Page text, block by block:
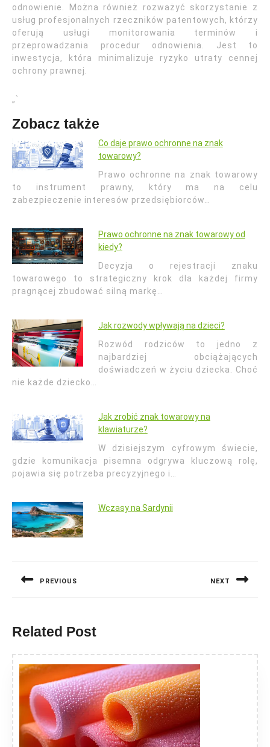
odnowienie. Można również rozważyć skorzystanie z
usług profesjonalnych rzeczników patentowych, którzy
oferują usługi monitorowania terminów i
przeprowadzania procedur odnowienia. Jest to
inwestycja, która minimalizuje ryzyko utraty cennej
ochrony prawnej.
„`
Zobacz także
Co daje prawo ochronne na znak
towarowy?
Prawo ochronne na znak towarowy
to instrument prawny, który ma na celu
zabezpieczenie interesów przedsiębiorców…
Prawo ochronne na znak towarowy od
kiedy?
Decyzja o rejestracji znaku
towarowego to strategiczny krok dla każdej firmy
pragnącej zbudować silną markę…
Jak rozwody wpływają na dzieci?
Rozwód rodziców to jedno z
najbardziej obciążających
doświadczeń w życiu dziecka. Choć
nie każde dziecko…
Jak zrobić znak towarowy na
klawiaturze?
W dzisiejszym cyfrowym świecie,
gdzie komunikacja pisemna odgrywa kluczową rolę,
pojawia się potrzeba precyzyjnego i…
Wczasy na Sardynii
PREVIOUS NEXT
Related Post